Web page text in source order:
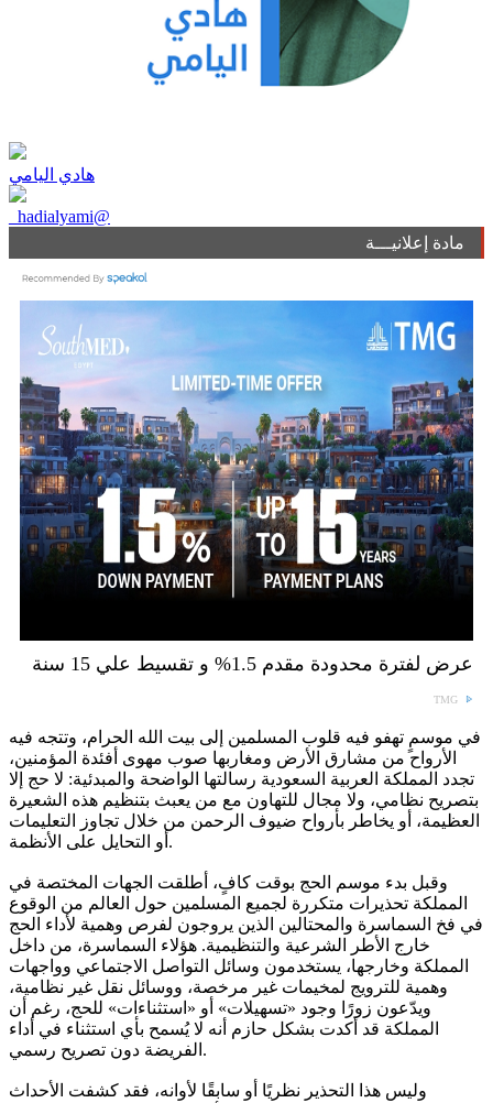
هادي اليامي
_hadialyami@
مادة إعلانيـــة
عرض لفترة محدودة مقدم 1.5% و تقسيط علي 15 سنة
TMG
في موسمٍ تهفو فيه قلوب المسلمين إلى بيت الله الحرام، وتتجه فيه
الأرواح من مشارق الأرض ومغاربها صوب مهوى أفئدة المؤمنين،
تجدد المملكة العربية السعودية رسالتها الواضحة والمبدئية: لا حج إلا
بتصريح نظامي، ولا مجال للتهاون مع من يعبث بتنظيم هذه الشعيرة
العظيمة، أو يخاطر بأرواح ضيوف الرحمن من خلال تجاوز التعليمات
أو التحايل على الأنظمة.
وقبل بدء موسم الحج بوقت كافٍ، أطلقت الجهات المختصة في
المملكة تحذيرات متكررة لجميع المسلمين حول العالم من الوقوع
في فخ السماسرة والمحتالين الذين يروجون لفرص وهمية لأداء الحج
خارج الأطر الشرعية والتنظيمية. هؤلاء السماسرة، من داخل
المملكة وخارجها، يستخدمون وسائل التواصل الاجتماعي وواجهات
وهمية للترويج لمخيمات غير مرخصة، ووسائل نقل غير نظامية،
ويدّعون زورًا وجود «تسهيلات» أو «استثناءات» للحج، رغم أن
المملكة قد أكدت بشكل حازم أنه لا يُسمح بأي استثناء في أداء
الفريضة دون تصريح رسمي.
وليس هذا التحذير نظريًا أو سابقًا لأوانه، فقد كشفت الأحداث